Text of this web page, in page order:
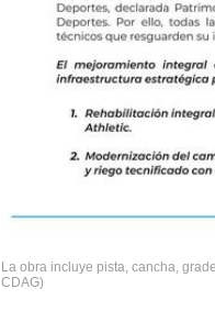
La obra incluye pista, cancha,
CDAG)